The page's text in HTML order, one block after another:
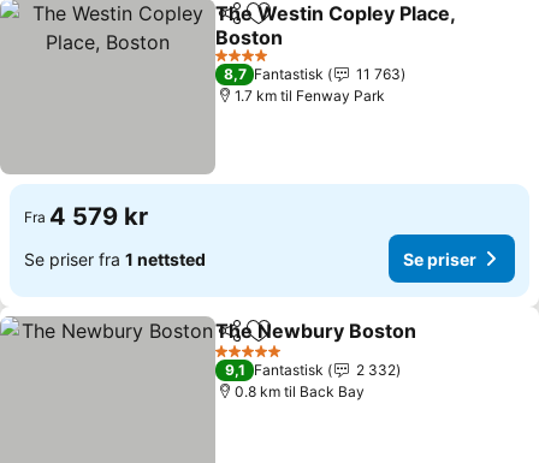
Del Legg til i favoritter
The Westin Copley Place,
Boston
4 Stjerner
8,7 Fantastisk
11 763
1.7 km til Fenway Park
Fra 4 579 kr
Se priser fra 1 nettsted Se priser
Del Legg til i favoritter
The Newbury Boston
5 Stjerner
9,1 Fantastisk
2 332
0.8 km til Back Bay